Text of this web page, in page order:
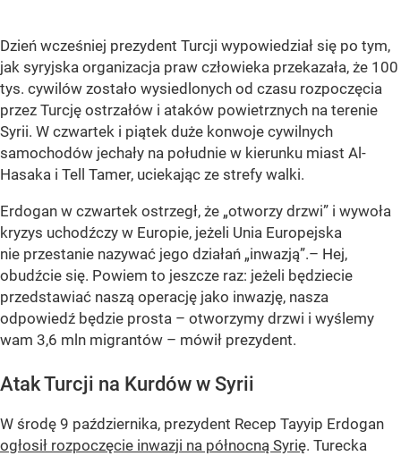
Dzień wcześniej prezydent Turcji wypowiedział się po tym,
jak syryjska organizacja praw człowieka przekazała, że 100
tys. cywilów zostało wysiedlonych od czasu rozpoczęcia
przez Turcję ostrzałów i ataków powietrznych na terenie
Syrii. W czwartek i piątek duże konwoje cywilnych
samochodów jechały na południe w kierunku miast Al-
Hasaka i Tell Tamer, uciekając ze strefy walki.
Erdogan w czwartek ostrzegł, że „otworzy drzwi” i wywoła
kryzys uchodźczy w Europie, jeżeli Unia Europejska
nie przestanie nazywać jego działań „inwazją”.– Hej,
obudźcie się. Powiem to jeszcze raz: jeżeli będziecie
przedstawiać naszą operację jako inwazję, nasza
odpowiedź będzie prosta – otworzymy drzwi i wyślemy
wam 3,6 mln migrantów – mówił prezydent.
Atak Turcji na Kurdów w Syrii
W środę 9 października, prezydent Recep Tayyip Erdogan
ogłosił rozpoczęcie inwazji na północną Syrię. Turecka